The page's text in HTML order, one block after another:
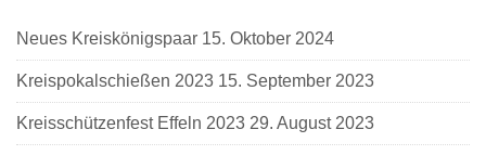
Neues Kreiskönigspaar 15. Oktober 2024
Kreispokalschießen 2023 15. September 2023
Kreisschützenfest Effeln 2023 29. August 2023